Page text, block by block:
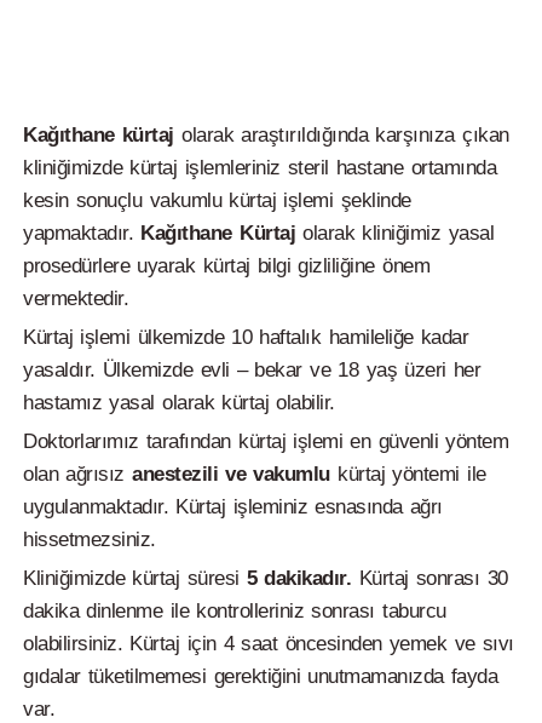
Kağıthane kürtaj olarak araştırıldığında karşınıza çıkan
kliniğimizde kürtaj işlemleriniz steril hastane ortamında
kesin sonuçlu vakumlu kürtaj işlemi şeklinde
yapmaktadır. KağıthaneKürtajolarak kliniğimiz yasal
prosedürlere uyarak kürtaj bilgi gizliliğine önem
vermektedir.
Kürtaj işlemi ülkemizde 10 haftalık hamileliğe kadar
yasaldır. Ülkemizde evli – bekar ve 18 yaş üzeri her
hastamız yasal olarak kürtaj olabilir.
Doktorlarımız tarafından kürtaj işlemi en güvenli yöntem
olan ağrısızanestezili ve vakumlukürtaj yöntemi ile
uygulanmaktadır. Kürtaj işleminiz esnasında ağrı
hissetmezsiniz.
Kliniğimizde kürtaj süresi 5 dakikadır. Kürtaj sonrası 30
dakika dinlenme ile kontrolleriniz sonrası taburcu
olabilirsiniz. Kürtaj için 4 saat öncesinden yemek ve sıvı
gıdalar tüketilmemesi gerektiğini unutmamanızda fayda
var.